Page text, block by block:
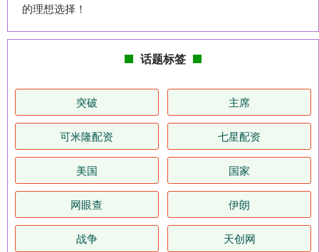
的理想选择！
话题标签
突破 主席
可米隆配资 七星配资
美国 国家
网眼查 伊朗
战争 天创网